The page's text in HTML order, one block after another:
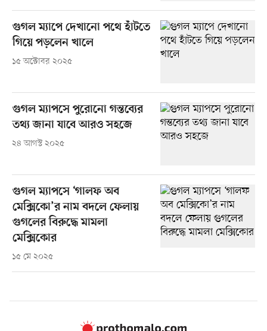
গুগল ম্যাপে দেখানো পথে হাঁটতে
গিয়ে পড়লেন খালে
১৫ অক্টোবর ২০২৫
গুগল ম্যাপসে পুরোনো গন্তব্যের
তথ্য জানা যাবে আরও সহজে
২৪ আগস্ট ২০২৫
গুগল ম্যাপসে ‘গালফ অব
মেক্সিকো’র নাম বদলে ফেলায়
গুগলের বিরুদ্ধে মামলা
মেক্সিকোর
১৫ মে ২০২৫